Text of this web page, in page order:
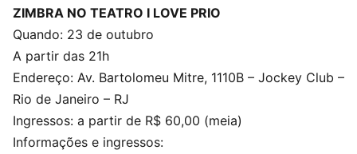
ZIMBRA NO TEATRO I LOVE PRIO
Quando: 23 de outubro
A partir das 21h
Endereço: Av. Bartolomeu Mitre, 1110B – Jockey Club –
Rio de Janeiro – RJ
Ingressos: a partir de R$ 60,00 (meia)
Informações e ingressos: